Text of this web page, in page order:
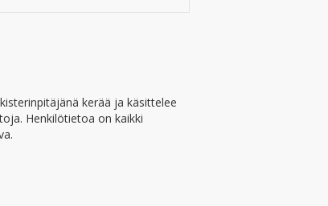
kerää ja käsittelee
Henkilötietoa on kaikki